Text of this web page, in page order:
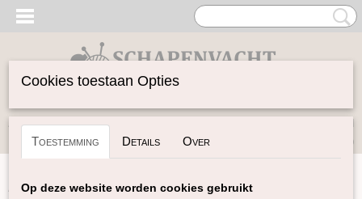
Inloggen Registreren
(0)
Home>Garen>Soort Garen>Wol>Italy Wool: 100%
Cookies toestaan Opties
Toestemming Details Over
Op deze website worden cookies gebruikt